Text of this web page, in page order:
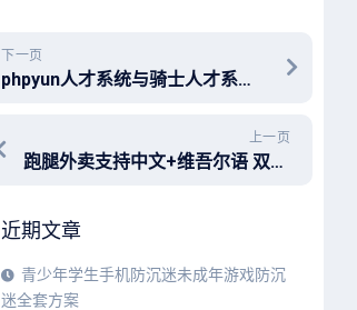
下一页
phpyun人才系统与骑士人才系统mysql数据互转技术要领
上一页
跑腿外卖支持中文+维吾尔语 双语言切换（小猪o2o内核）小程序 带uniapp，此系统是小猪新版o2o生活系统内核基础上根据客户要求定制的跑腿外卖，功能完善界面双语切换，当时花了很多钱，有需求的可以来捡漏了
近期文章
青少年学生手机防沉迷未成年游戏防沉
迷全套方案